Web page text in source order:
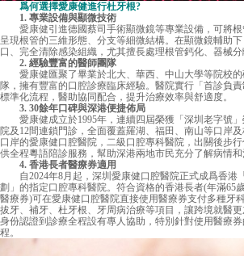
爲何選擇愛康健進行杜牙根?
1. 專業設備與顯微技術
愛康健引進德國蔡司手術顯微鏡等專業設備，可將
呈現根管的三維形態、分支等細微結構。在顯微鏡輔助
口、完全清除感染組織，尤其擅長處理根管鈣化、器械分
2. 經驗豐富的醫師團隊
愛康健匯聚了畢業於北大、華西、中山大學等院校的
隊，擁有豐富的口腔診療臨床經驗。醫院實行「首診負責
標準化流程，醫助協同配合，提升治療效率與舒適度。
3. 30餘年口碑與深港便捷佈局
愛康健成立於1995年，連續四屆榮獲「深圳老字號」
院及12間連鎖門診，全面覆蓋羅湖、福田、南山等口岸
口岸的愛康健口腔醫院，二級口腔專科醫院，出關後步
供全程粵語陪診服務，幫助深港兩地市民充分了解病情和
4. 香港長者醫療券適用
自2024年8月起，深圳愛康健口腔醫院正式成爲香港
劃」的指定口腔專科醫院。符合資格的香港長者(年滿65
醫療券)可在愛康健口腔醫院直接使用醫療券支付多種牙
拔牙、補牙、杜牙根、牙周病治療等項目，讓跨境就醫更
身份認證到診療全程設有專人協助，特別針對使用醫療
程。